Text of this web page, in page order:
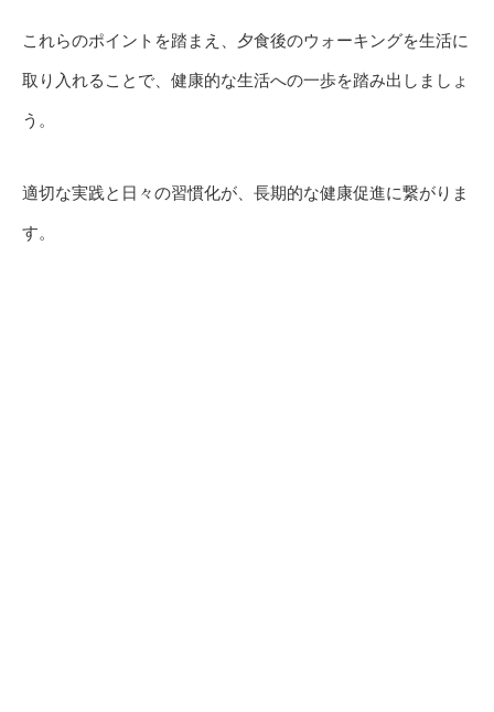
これらのポイントを踏まえ、夕食後のウォーキングを生活に
取り入れることで、健康的な生活への一歩を踏み出しましょ
う。
適切な実践と日々の習慣化が、長期的な健康促進に繋がりま
す。